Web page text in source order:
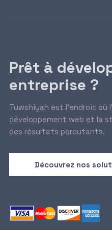
Prêt à
entreprise ?
Tuwshiyah est l’endroit où
développement web et la
des résultats percutants.
Découvrez nos